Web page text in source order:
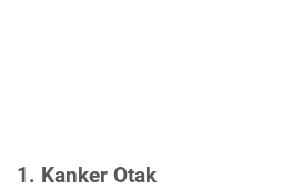
1. Kanker Otak